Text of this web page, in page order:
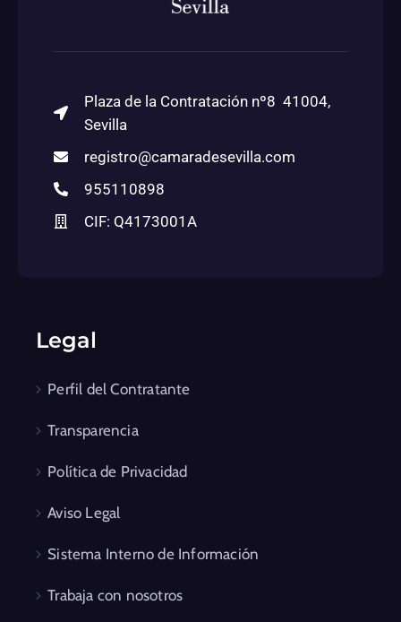
Plaza de la Contratación nº8 41004,
Sevilla
registro@camaradesevilla.com
955110898
CIF: Q4173001A
Legal
Perfil del Contratante
Transparencia
Política de Privacidad
Aviso Legal
Sistema Interno de Información
Trabaja con nosotros